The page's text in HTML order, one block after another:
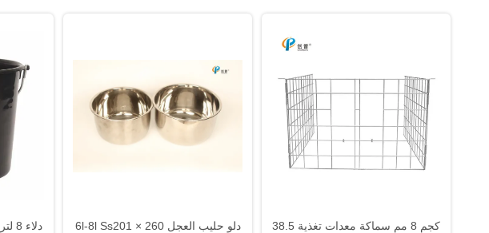
6l-8l Ss201 دلو حليب العجل 260 ×
38.5 كجم 8 مم سماكة معدات تغذية